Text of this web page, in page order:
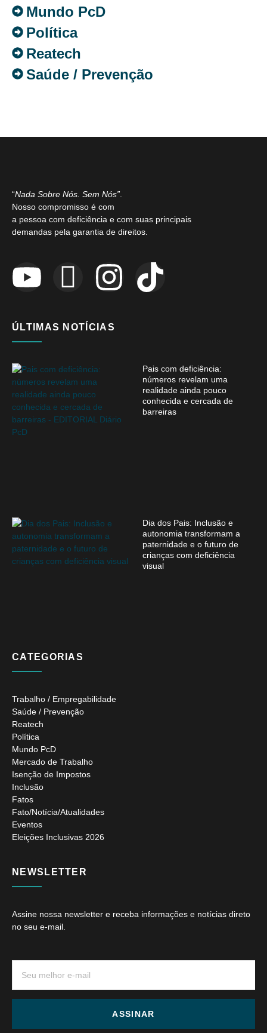
Mundo PcD
Política
Reatech
Saúde / Prevenção
“Nada Sobre Nós. Sem Nós”.
Nosso compromisso é com
a pessoa com deficiência e com suas principais
demandas pela garantia de direitos.
ÚLTIMAS NOTÍCIAS
Pais com deficiência:
números revelam uma
realidade ainda pouco
conhecida e cercada de
barreiras
Dia dos Pais: Inclusão e
autonomia transformam a
paternidade e o futuro de
crianças com deficiência
visual
CATEGORIAS
Trabalho / Empregabilidade
Saúde / Prevenção
Reatech
Política
Mundo PcD
Mercado de Trabalho
Isenção de Impostos
Inclusão
Fatos
Fato/Notícia/Atualidades
Eventos
Eleições Inclusivas 2026
NEWSLETTER
Assine nossa newsletter e receba informações e notícias direto
no seu e-mail.
ASSINAR